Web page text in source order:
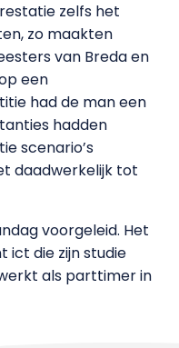
zelfs het
zo maakten
van Breda en
een
had de man een
hadden
scenario’s
daadwerkelijk tot
voorgeleid. Het
die zijn studie
als parttimer in